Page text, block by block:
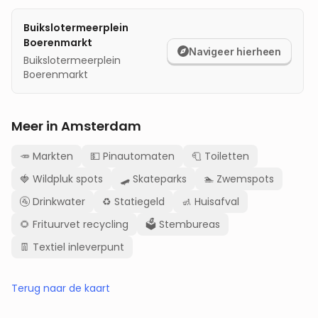
Buikslotermeerplein
Boerenmarkt
Buikslotermeerplein
Boerenmarkt
Navigeer hierheen
Meer in Amsterdam
🥕 Markten 💵 Pinautomaten 🧻 Toiletten
🍓 Wildpluk spots 🛹 Skateparks 🏊 Zwemspots
🚰 Drinkwater ♻️ Statiegeld 🚮 Huisafval
🌻 Frituurvet recycling 🗳️ Stembureas
👖 Textiel inleverpunt
Terug naar de kaart